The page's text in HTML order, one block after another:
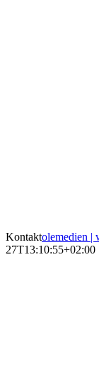
Kontaktolemedien |
27T13:10:55+02:00